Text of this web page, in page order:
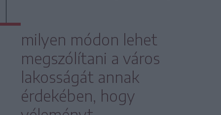
milyen módon lehet
megszólítani a város
lakosságát annak
érdekében, hogy